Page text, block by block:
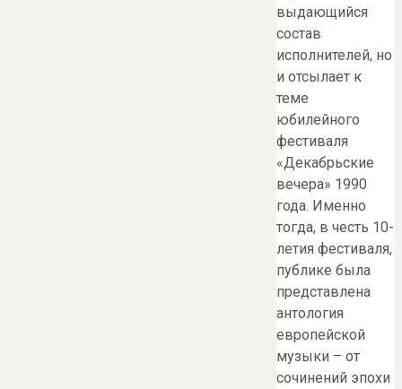
выдающийся
состав
исполнителей, но
и отсылает к
теме
юбилейного
фестиваля
«Декабрьские
вечера» 1990
года. Именно
тогда, в честь 10-
летия фестиваля,
публике была
представлена
антология
европейской
музыки – от
сочинений эпохи